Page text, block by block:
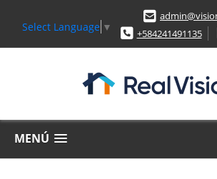
Select Language ▼
+584241491135
MENÚ